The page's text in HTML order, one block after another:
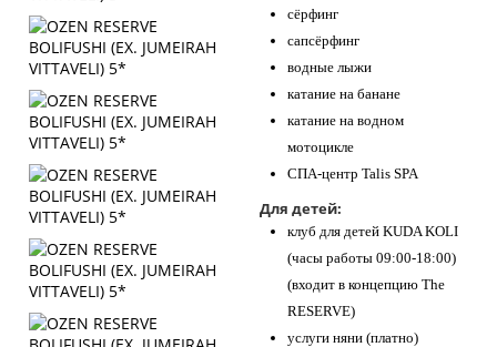
сёрфинг
сапсёрфинг
водные лыжи
катание на банане
катание на водном
мотоцикле
СПА-центр Talis SPA
Для детей:
клуб для детей KUDA KOLI
(часы работы 09:00-18:00)
(входит в концепцию The
RESERVE)
услуги няни (платно)